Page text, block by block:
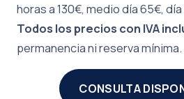
horas a 130€, medio día 65€,
Todos los precios con IVA
permanencia ni reserva mínima.
CONSULTA